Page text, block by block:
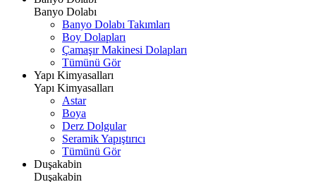
Banyo Dolabı
Banyo Dolabı Takımları
Boy Dolapları
Çamaşır Makinesi Dolapları
Tümünü Gör
Yapı Kimyasalları
Yapı Kimyasalları
Astar
Boya
Derz Dolgular
Seramik Yapıştırıcı
Tümünü Gör
Duşakabin
Duşakabin